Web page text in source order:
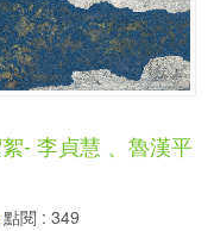
- 李貞慧 、魯漢平
點閱 : 349